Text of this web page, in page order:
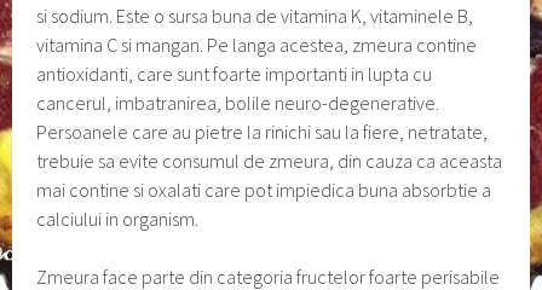
si sodium. Este o sursa buna de vitamina K, vitaminele B,
vitamina C si mangan. Pe langa acestea, zmeura contine
antioxidanti, care sunt foarte importanti in lupta cu
cancerul, imbatranirea, bolile neuro-degenerative.
Persoanele care au pietre la rinichi sau la fiere, netratate,
trebuie sa evite consumul de zmeura, din cauza ca aceasta
mai contine si oxalati care pot impiedica buna absorbtie a
calciului in organism.
Zmeura face parte din categoria fructelor foarte perisabile